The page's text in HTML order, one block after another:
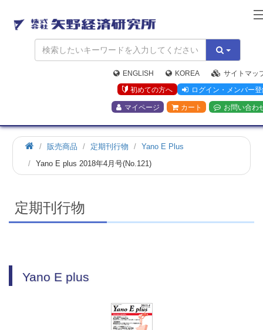
矢
野
経
済
研
究
所
ENGLISH KOREA
サイトマッ
初めての方へ
ログイン・メンバー登
マイページ カート お問い合わ
ホ
ー
販売商品 定期刊行物
Yano E Plus
Yano E plus 2018年4月号(No.121)
定期刊行物
Yano E plus